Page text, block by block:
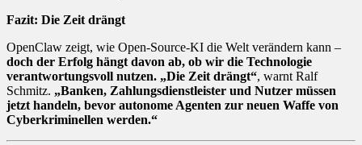
Fazit: Die Zeit drängt
OpenClaw zeigt, wie Open-Source-KI die Welt verändern kann –
doch der Erfolg hängt davon ab, ob wir die Technologie
verantwortungsvoll nutzen. „Die Zeit drängt“, warnt Ralf
Schmitz. „Banken, Zahlungsdienstleister und Nutzer müssen
jetzt handeln, bevor autonome Agenten zur neuen Waffe von
Cyberkriminellen werden.“